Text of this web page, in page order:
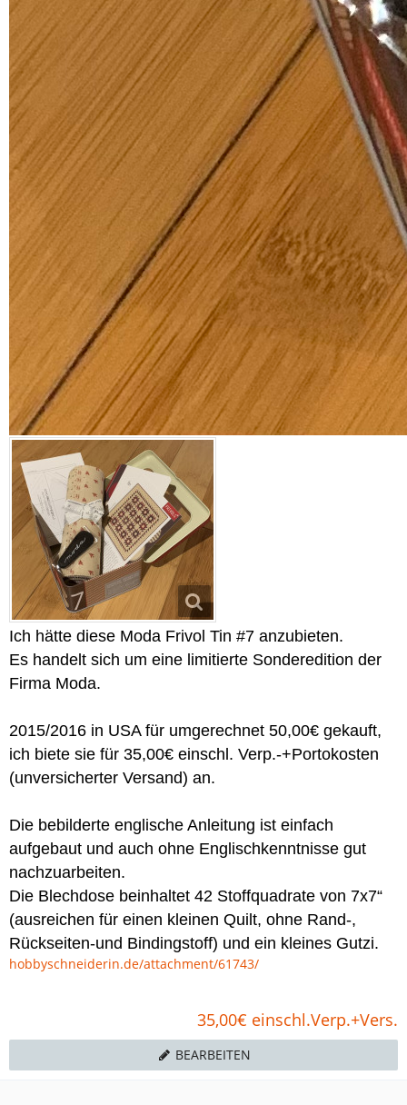
Ich hätte diese Moda Frivol Tin #7 anzubieten.
Es handelt sich um eine limitierte Sonderedition der
Firma Moda.
2015/2016 in USA für umgerechnet 50,00€ gekauft,
ich biete sie für 35,00€ einschl. Verp.-+Portokosten
(unversicherter Versand) an.
Die bebilderte englische Anleitung ist einfach
aufgebaut und auch ohne Englischkenntnisse gut
nachzuarbeiten.
Die Blechdose beinhaltet 42 Stoffquadrate von 7x7“
(ausreichen für einen kleinen Quilt, ohne Rand-,
Rückseiten-und Bindingstoff) und ein kleines Gutzi.
hobbyschneiderin.de/attachment/61743/
35,00€ einschl.Verp.+Vers.
BEARBEITEN